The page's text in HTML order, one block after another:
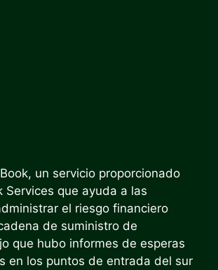
un servicio proporcionado
Services que ayuda a las
el riesgo financiero
de suministro de
que hubo informes de esperas
en los puntos de entrada del sur